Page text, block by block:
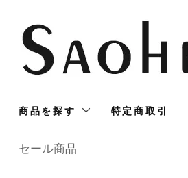
商品を探す 特定商取引
セール商品